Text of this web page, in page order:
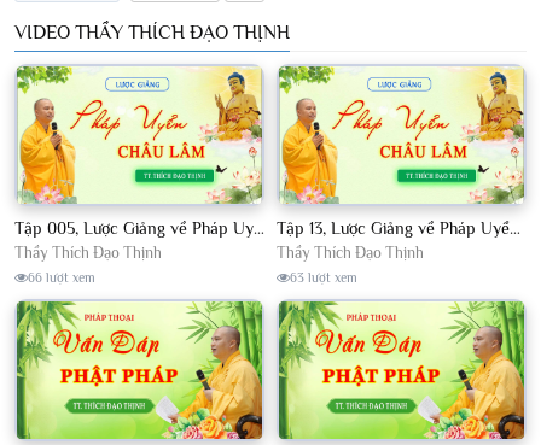
VIDEO THẦY THÍCH ĐẠO THỊNH
Tập 005, Lược Giảng về Pháp Uyển Châu Lâm, Chủ giảng TT Thích Đạo Thịnh
Thầy Thích Đạo Thịnh
66 lượt xem
Tập 13, Lược Giảng về Pháp Uyển Châu Lâm, Chủ giảng TT Thích Đạo Thịnh
Thầy Thích Đạo Thịnh
63 lượt xem